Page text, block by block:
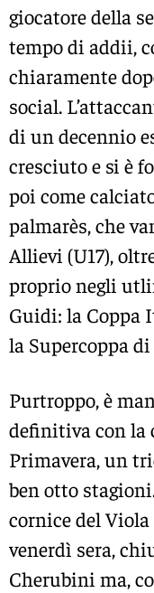
giocatore della
tempo di addii,
chiaramente
social.
di un decennio
cresciuto e si è
poi come
palmarès, che
Allievi (U17),
proprio negli
Guidi: la Coppa
la Supercoppa di
Purtroppo, è
definitiva con la
Primavera, un
ben otto
cornice del
venerdì sera,
Cherubini ma,